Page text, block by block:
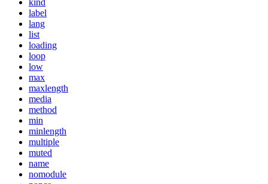
label
lang
list
loading
loop
low
max
maxlength
media
method
min
minlength
multiple
muted
name
nomodule